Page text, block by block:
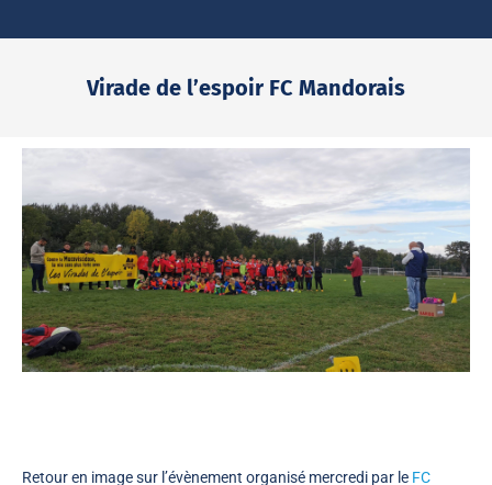
Virade de l’espoir FC Mandorais
Retour en image sur l’évènement organisé mercredi par le FC